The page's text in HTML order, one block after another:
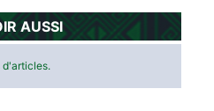
AUSSI
d'articles.